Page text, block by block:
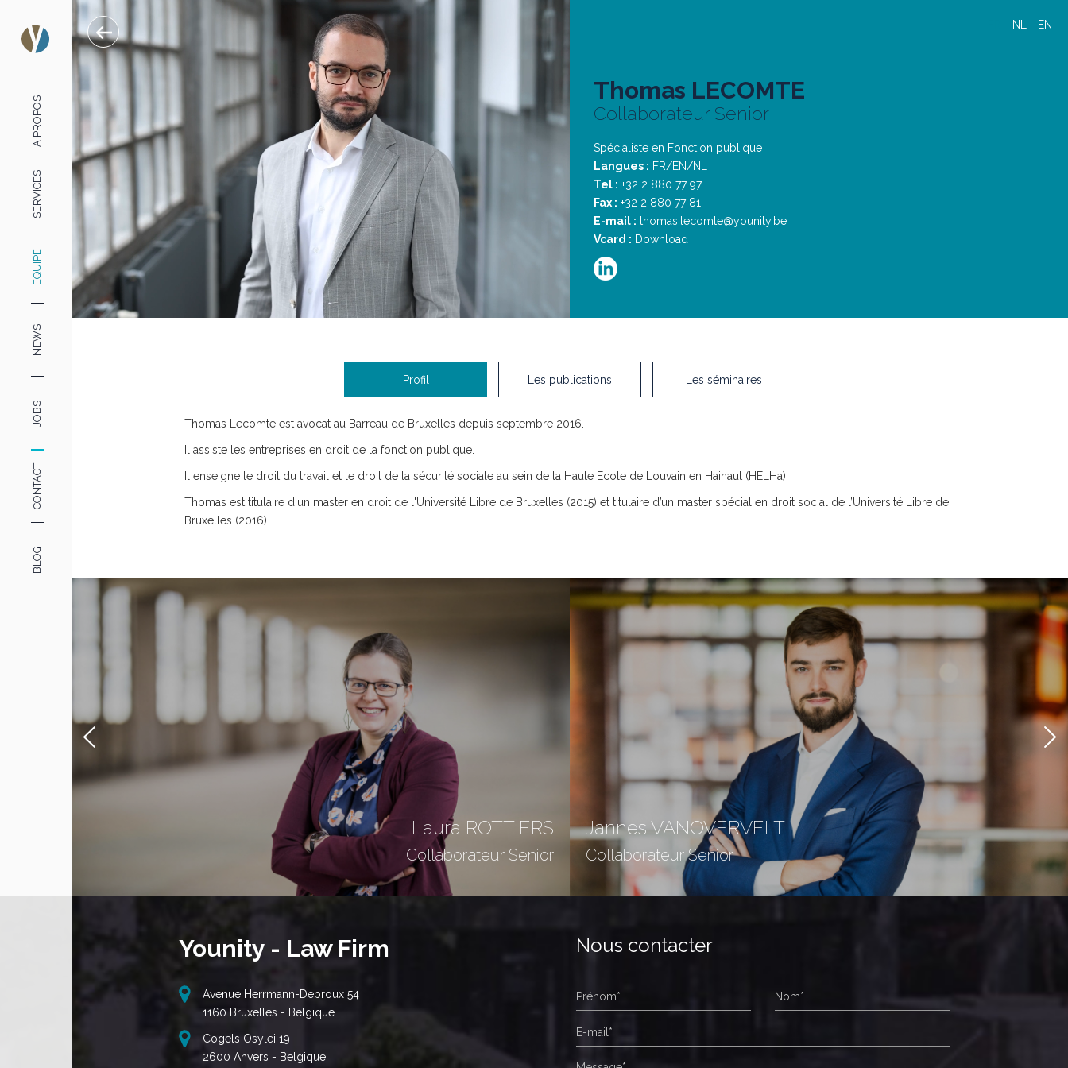
A PROPOS
SERVICES
EQUIPE
NEWS
JOBS
CONTACT
BLOG
NL EN
Thomas LECOMTE
Collaborateur Senior
Spécialiste en Fonction publique
Langues : FR/EN/NL
Tel : +32 2 880 77 97
Fax : +32 2 880 77 81
E-mail : thomas.lecomte@younity.be
Vcard : Download
Profil Les publications Les séminaires
Thomas Lecomte est avocat au Barreau de Bruxelles depuis septembre 2016.
Il assiste les entreprises en droit de la fonction publique.
Il enseigne le droit du travail et le droit de la sécurité sociale au sein de la Haute Ecole de Louvain en Hainaut (HELHa).
Thomas est titulaire d'un master en droit de l'Université Libre de Bruxelles (2015) et titulaire d’un master spécial en droit social de l’Université Libre de
Bruxelles (2016).
Laura ROTTIERS
Collaborateur Senior
Jannes VANOVERVELT
Collaborateur Senior
Younity - Law Firm
Avenue Herrmann-Debroux 54
1160 Bruxelles - Belgique
Cogels Osylei 19
2600 Anvers - Belgique
Nous contacter